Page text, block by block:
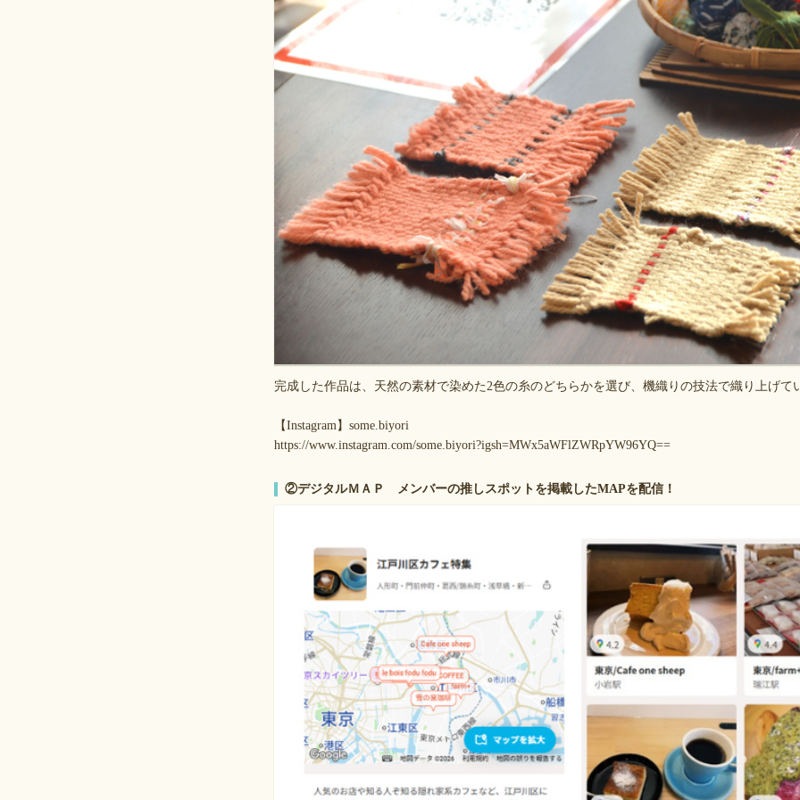
完成した作品は、天然の素材で染めた2色の糸のどちらかを選び、機織りの技法で織り上げて
【Instagram】some.biyori
https://www.instagram.com/some.biyori?igsh=MWx5aWFlZWRpYW96YQ==
②デジタルＭＡＰ メンバーの推しスポットを掲載したMAPを配信！